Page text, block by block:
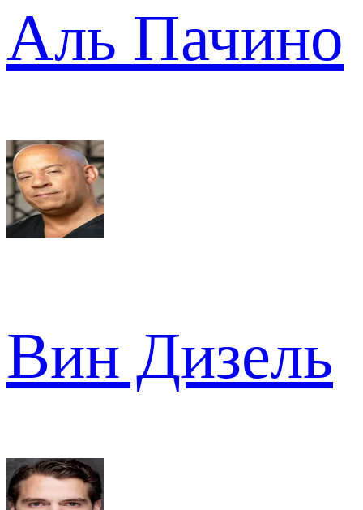
Аль Пачино
Вин Дизель